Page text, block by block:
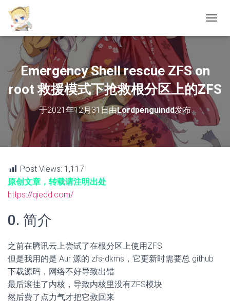
换
Emergency Shell rescue ZFS on
root 救援模式下抢救根分区上的ZFS
于2021年12月31日由Lordpenguindd发布
Post Views: 1,117
原创文章，转载请注明出处
https://qiedd.com/
0. 简介
之前在腾讯云上尝试了在根分区上使用ZFS
但是我用的是 Aur 源的 zfs-dkms，它更新时需要总 github
下载源码，网络不好导致出错
最后滚挂了内核，导致内核里没有ZFS模块
然后费了点力气才把它救回来